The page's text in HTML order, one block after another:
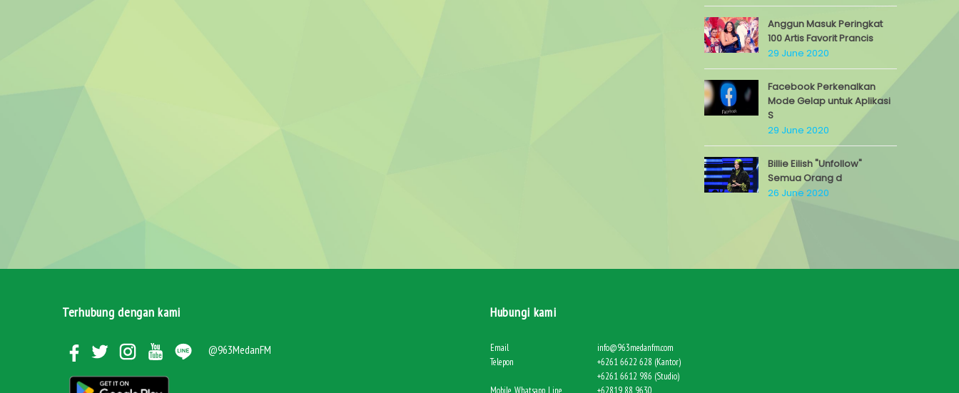
Anggun Masuk Peringkat
100 Artis Favorit Prancis
29 June 2020
Facebook Perkenalkan
Mode Gelap untuk Aplikasi
S
29 June 2020
Billie Eilish "Unfollow"
Semua Orang d
26 June 2020
Terhubung dengan kami
@963MedanFM
Hubungi kami
Email
info@963medanfm.com
Telepon
+6261 6622 628 (Kantor)
+6261 6612 986 (Studio)
Mobile, Whatsapp, Line
+62819 88 9630